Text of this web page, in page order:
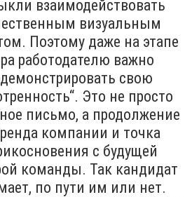
взаимодействовать
визуальным
Поэтому даже на этапе
работодателю важно
свою
Это не просто
письмо, а продолжение
компании и точка
с будущей
команды. Так кандидат
по пути им или нет.